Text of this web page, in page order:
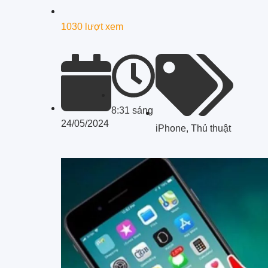
1030 lượt xem
24/05/2024
8:31 sáng
iPhone, Thủ thuật